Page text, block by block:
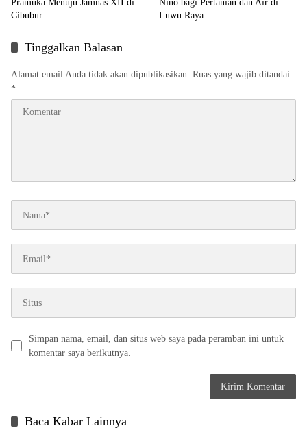
Pramuka Menuju Jamnas XII di
Cibubur
Niño bagi Pertanian dan Air di
Luwu Raya
Tinggalkan Balasan
Alamat email Anda tidak akan dipublikasikan. Ruas yang wajib ditandai
*
Simpan nama, email, dan situs web saya pada peramban ini untuk
komentar saya berikutnya.
Baca Kabar Lainnya